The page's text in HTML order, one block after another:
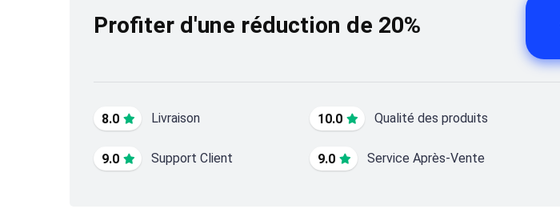
Profiter d'une réduction de 20%
8.0 Livraison 10.0 Qualité des produits
9.0 Support Client 9.0 Service Après-Vente